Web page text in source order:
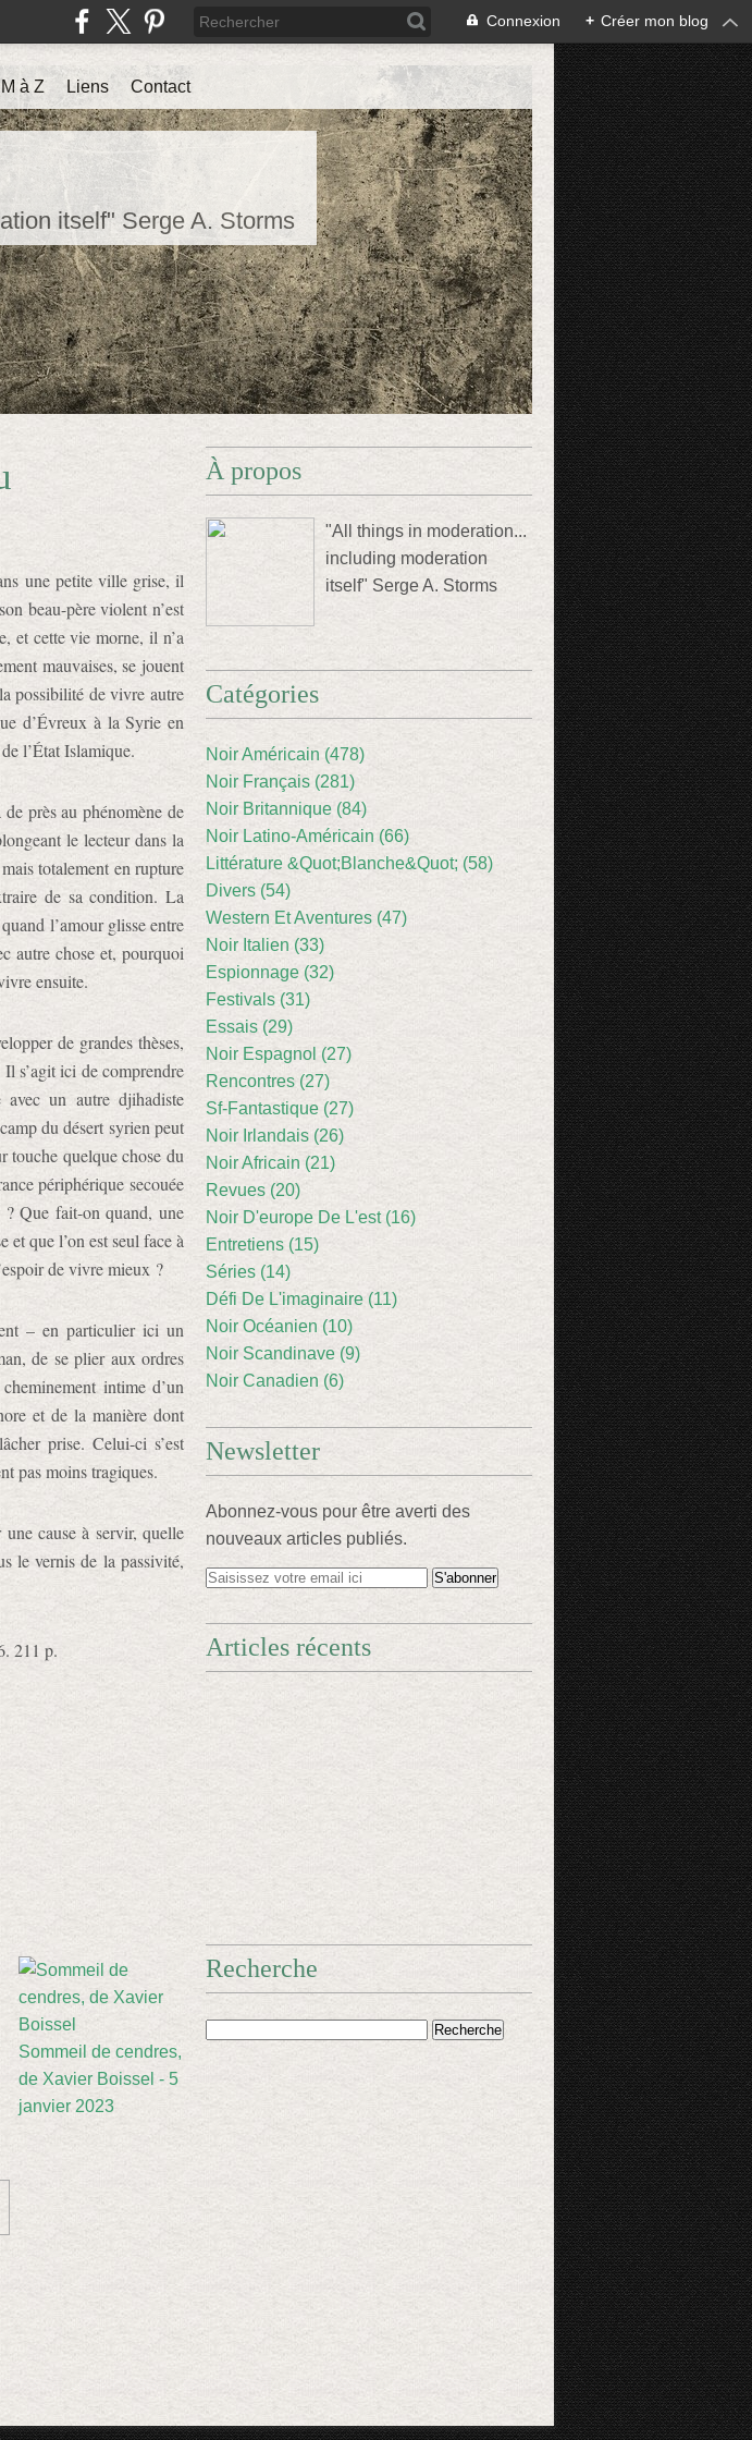
Connexion + Créer mon blog
itself" Serge A. Storms
à Z Liens Contact
une petite ville grise, il
beau-père violent n’est
et cette vie morne, il n’a
mauvaises, se jouent
possibilité de vivre autre
d’Évreux à la Syrie en
l’État Islamique.
près au phénomène de
le lecteur dans la
totalement en rupture
de sa condition. La
l’amour glisse entre
autre chose et, pourquoi
ensuite.
de grandes thèses,
s’agit ici de comprendre
un autre djihadiste
du désert syrien peut
touche quelque chose du
périphérique secouée
? Que fait-on quand, une
et que l’on est seul face à
de vivre mieux ?
– en particulier ici un
de se plier aux ordres
intime d’un
et de la manière dont
prise. Celui-ci s’est
pas moins tragiques.
cause à servir, quelle
le vernis de la passivité,
211 p.
Sommeil de cendres,
de Xavier Boissel - 5
janvier 2023
À propos
"All things in moderation...
including moderation
itself" Serge A. Storms
Catégories
Noir Américain (478)
Noir Français (281)
Noir Britannique (84)
Noir Latino-Américain (66)
Littérature &Quot;Blanche&Quot; (58)
Divers (54)
Western Et Aventures (47)
Noir Italien (33)
Espionnage (32)
Festivals (31)
Essais (29)
Noir Espagnol (27)
Rencontres (27)
Sf-Fantastique (27)
Noir Irlandais (26)
Noir Africain (21)
Revues (20)
Noir D'europe De L'est (16)
Entretiens (15)
Séries (14)
Défi De L'imaginaire (11)
Noir Océanien (10)
Noir Scandinave (9)
Noir Canadien (6)
Newsletter
Abonnez-vous pour être averti des
nouveaux articles publiés.
Articles récents
Recherche